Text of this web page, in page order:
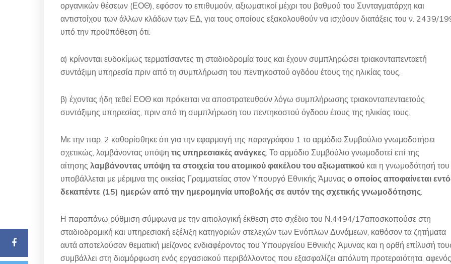
οργανικών θέσεων (ΕΟΘ), εφόσον το επιθυμούν, αξιωματικοί μέχρι του βαθμού του Συνταγματάρχη και
αντιστοίχου των άλλων κλάδων των ΕΔ, για τους οποίους εξακολουθούν να ισχύουν διατάξεις του ν. 2439/
υπό την προϋπόθεση ότι:
α) κρίνονται ευδοκίμως τερματίσαντες τη σταδιοδρομία τους και έχουν συμπληρώσει τριακονταπενταετή
συντάξιμη υπηρεσία πριν από τη συμπλήρωση του πεντηκοστού ογδόου έτους της ηλικίας τους,
β) έχοντας ήδη τεθεί ΕΟΘ και πρόκειται να αποστρατευθούν λόγω συμπλήρωσης τριακονταπενταετούς
συντάξιμης υπηρεσίας, πριν από τη συμπλήρωση του πεντηκοστού όγδοου έτους της ηλικίας τους.
Με την παρ. 2 καθορίσθηκε ότι για την εφαρμογή της παραγράφου 1 το αρμόδιο Συμβούλιο γνωμοδοτήσει
σχετικώς, λαμβάνοντας υπόψη τις υπηρεσιακές ανάγκες. Το αρμόδιο Συμβούλιο γνωμοδοτεί επί της
αίτησης λαμβάνοντας υπόψη τα στοιχεία του ατομικού φακέλου του αξιωματικού και η γνωμοδότησή του
υποβάλλεται με μέριμνα της οικείας Γραμματείας στον Υπουργό Εθνικής Άμυνας ο οποίος αποφαίνεται
δεκαπέντε (15) ημερών από την ημερομηνία υποβολής σε αυτόν της σχετικής γνωμοδότησης.
Η παραπάνω ρύθμιση σύμφωνα με την αιτιολογική έκθεση στο σχέδιο του Ν.4494/17αποσκοπούσε στη
σταδιοδρομική και υπηρεσιακή εξέλιξη κατηγοριών στελεχών των Ενόπλων Δυνάμεων, καθόσον τα ζητήματα
αυτά αποτελούσαν θεματική μείζονος ενδιαφέροντος του Υπουργείου Εθνικής Άμυνας και η ορθή επίλυσή
συμβάλλει στη διαμόρφωση ενός εργασιακού περιβάλλοντος που εξασφαλίζει απόλυτη προτεραιότητα, αφενός